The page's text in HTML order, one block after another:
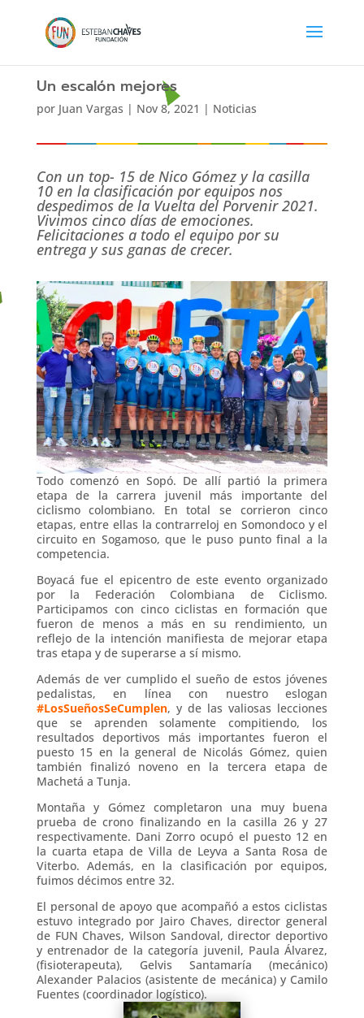
Un escalón mejores
por Juan Vargas | Nov 8, 2021 | Noticias
Con un top- 15 de Nico Gómez y la casilla
10 en la clasificación por equipos nos
despedimos de la Vuelta del Porvenir 2021.
Vivimos cinco días de emociones.
Felicitaciones a todo el equipo por su
entrega y sus ganas de crecer.
Todo comenzó en Sopó. De allí partió la primera
etapa de la carrera juvenil más importante del
ciclismo colombiano. En total se corrieron cinco
etapas, entre ellas la contrarreloj en Somondoco y el
circuito en Sogamoso, que le puso punto final a la
competencia.
Boyacá fue el epicentro de este evento organizado
por la Federación Colombiana de Ciclismo.
Participamos con cinco ciclistas en formación que
fueron de menos a más en su rendimiento, un
reflejo de la intención manifiesta de mejorar etapa
tras etapa y de superarse a sí mismo.
Además de ver cumplido el sueño de estos jóvenes
pedalistas, en línea con nuestro eslogan
#LosSueñosSeCumplen, y de las valiosas lecciones
que se aprenden solamente compitiendo, los
resultados deportivos más importantes fueron el
puesto 15 en la general de Nicolás Gómez, quien
también finalizó noveno en la tercera etapa de
Machetá a Tunja.
Montaña y Gómez completaron una muy buena
prueba de crono finalizando en la casilla 26 y 27
respectivamente. Dani Zorro ocupó el puesto 12 en
la cuarta etapa de Villa de Leyva a Santa Rosa de
Viterbo. Además, en la clasificación por equipos,
fuimos décimos entre 32.
El personal de apoyo que acompañó a estos ciclistas
estuvo integrado por Jairo Chaves, director general
de FUN Chaves, Wilson Sandoval, director deportivo
y entrenador de la categoría juvenil, Paula Álvarez,
(fisioterapeuta), Gelvis Santamaría (mecánico)
Alexander Palacios (asistente de mecánica) y Camilo
Fuentes (coordinador logístico).